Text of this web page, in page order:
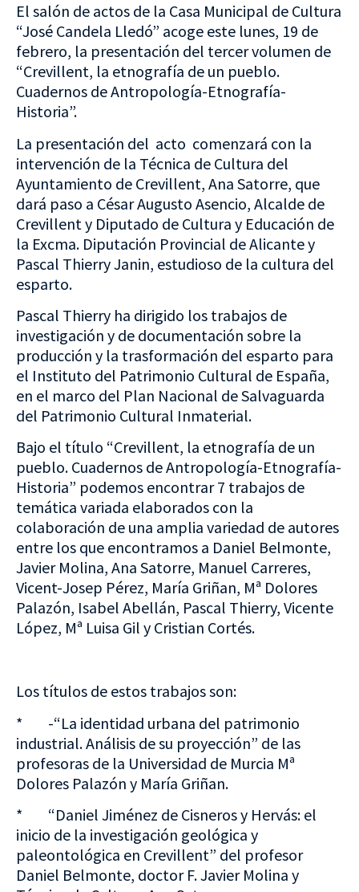
El salón de actos de la Casa Municipal de Cultura
“José Candela Lledó” acoge este lunes, 19 de
febrero, la presentación del tercer volumen de
“Crevillent, la etnografía de un pueblo.
Cuadernos de Antropología-Etnografía-
Historia”.
La presentación del acto comenzará con la
intervención de la Técnica de Cultura del
Ayuntamiento de Crevillent, Ana Satorre, que
dará paso a César Augusto Asencio, Alcalde de
Crevillent y Diputado de Cultura y Educación de
la Excma. Diputación Provincial de Alicante y
Pascal Thierry Janin, estudioso de la cultura del
esparto.
Pascal Thierry ha dirigido los trabajos de
investigación y de documentación sobre la
producción y la trasformación del esparto para
el Instituto del Patrimonio Cultural de España,
en el marco del Plan Nacional de Salvaguarda
del Patrimonio Cultural Inmaterial.
Bajo el título “Crevillent, la etnografía de un
pueblo. Cuadernos de Antropología-Etnografía-
Historia” podemos encontrar 7 trabajos de
temática variada elaborados con la
colaboración de una amplia variedad de autores
entre los que encontramos a Daniel Belmonte,
Javier Molina, Ana Satorre, Manuel Carreres,
Vicent-Josep Pérez, María Griñan, Mª Dolores
Palazón, Isabel Abellán, Pascal Thierry, Vicente
López, Mª Luisa Gil y Cristian Cortés.
Los títulos de estos trabajos son:
* -“La identidad urbana del patrimonio
industrial. Análisis de su proyección” de las
profesoras de la Universidad de Murcia Mª
Dolores Palazón y María Griñan.
* “Daniel Jiménez de Cisneros y Hervás: el
inicio de la investigación geológica y
paleontológica en Crevillent” del profesor
Daniel Belmonte, doctor F. Javier Molina y